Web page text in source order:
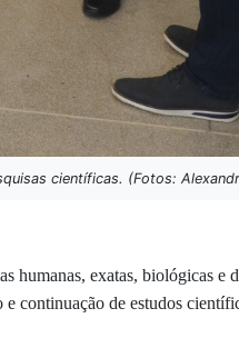
científicas. (Fotos:
humanas, exatas, biológicas e
continuação de estudos